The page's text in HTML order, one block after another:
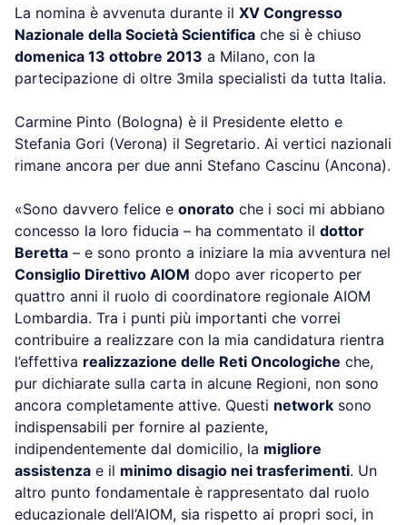
La nomina è avvenuta durante il XV Congresso
Nazionale della Società Scientifica che si è chiuso
domenica 13 ottobre 2013 a Milano, con la
partecipazione di oltre 3mila specialisti da tutta Italia.
Carmine Pinto (Bologna) è il Presidente eletto e
Stefania Gori (Verona) il Segretario. Ai vertici nazionali
rimane ancora per due anni Stefano Cascinu (Ancona).
«Sono davvero felice e onorato che i soci mi abbiano
concesso la loro fiducia – ha commentato il dottor
Beretta – e sono pronto a iniziare la mia avventura nel
Consiglio Direttivo AIOM dopo aver ricoperto per
quattro anni il ruolo di coordinatore regionale AIOM
Lombardia. Tra i punti più importanti che vorrei
contribuire a realizzare con la mia candidatura rientra
l’effettiva realizzazione delle Reti Oncologiche che,
pur dichiarate sulla carta in alcune Regioni, non sono
ancora completamente attive. Questi network sono
indispensabili per fornire al paziente,
indipendentemente dal domicilio, la migliore
assistenza e il minimo disagio nei trasferimenti. Un
altro punto fondamentale è rappresentato dal ruolo
educazionale dell’AIOM, sia rispetto ai propri soci, in